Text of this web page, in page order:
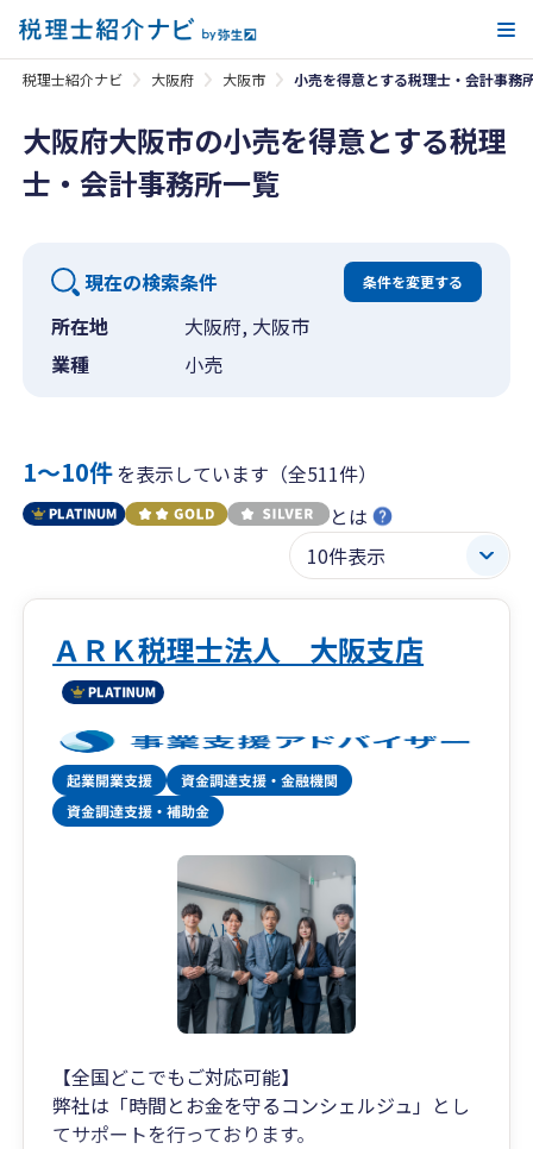
税理士紹介ナビ 大阪府 大阪市 小売を得意とする税理士・会計事務
大阪府大阪市の小売を得意とする税理
士・会計事務所一覧
現在の検索条件 条件を変更する
所在地
大阪府, 大阪市
業種
小売
1〜10件を表示しています（全511件）
とは
ＡＲＫ税理士法人 大阪支店
【全国どこでもご対応可能】
弊社は「時間とお金を守るコンシェルジュ」とし
てサポートを行っております。